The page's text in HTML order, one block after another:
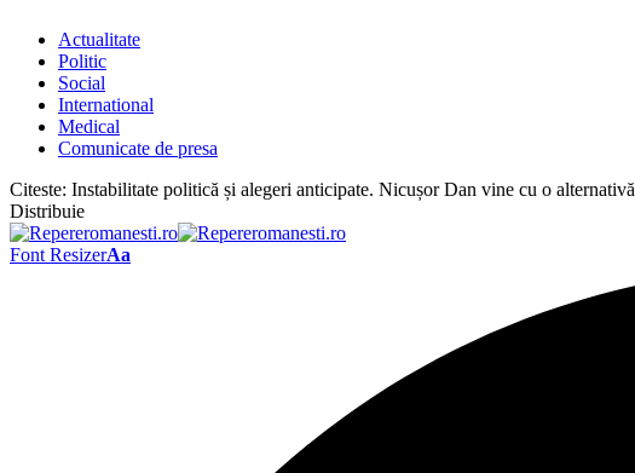
Actualitate
Politic
Social
International
Medical
Comunicate de presa
Citeste: Instabilitate politică și alegeri anticipate. Nicușor Dan vine cu o alternativă
Distribuie
Font ResizerAa